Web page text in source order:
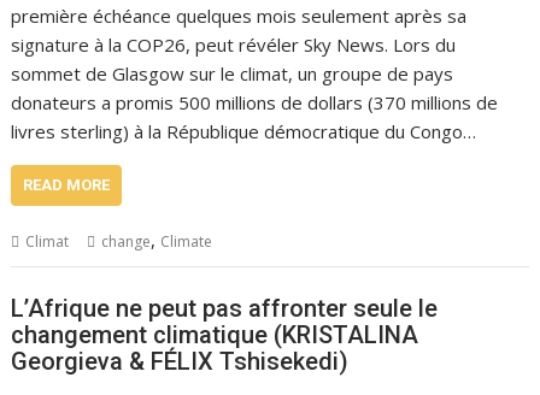
première échéance quelques mois seulement après sa
signature à la COP26, peut révéler Sky News. Lors du
sommet de Glasgow sur le climat, un groupe de pays
donateurs a promis 500 millions de dollars (370 millions de
livres sterling) à la République démocratique du Congo…
READ MORE
Climat change, Climate
L’Afrique ne peut pas affronter seule le
changement climatique (KRISTALINA
Georgieva & FÉLIX Tshisekedi)